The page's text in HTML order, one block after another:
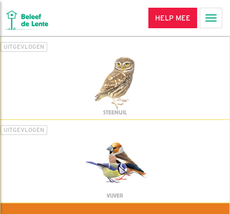
HELP MEE
UITGEVLOGEN
STEENUIL
UITGEVLOGEN
VIJVER